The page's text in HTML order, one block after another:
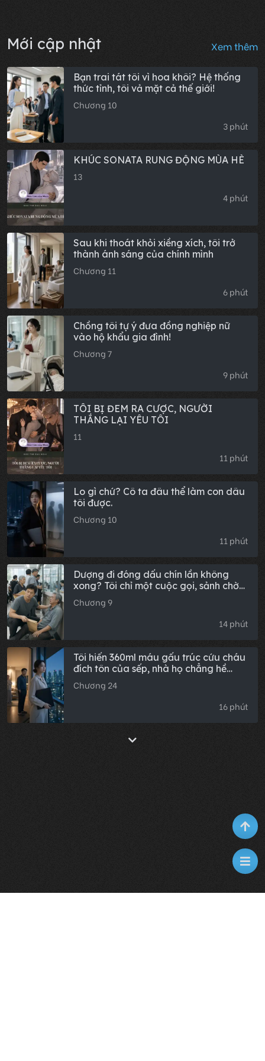
Mới cập nhật Xem thêm
Bạn trai tát tôi vì hoa khôi? Hệ thống
thức tỉnh, tôi vả mặt cả thế giới!
Chương 10
3 phút
KHÚC SONATA RUNG ĐỘNG MÙA HÈ
13
4 phút
Sau khi thoát khỏi xiềng xích, tôi trở
thành ánh sáng của chính mình
Chương 11
6 phút
Chồng tôi tự ý đưa đồng nghiệp nữ
vào hộ khẩu gia đình!
Chương 7
9 phút
TÔI BỊ ĐEM RA CƯỢC, NGƯỜI
THẮNG LẠI YÊU TÔI
11
11 phút
Lo gì chứ? Cô ta đâu thể làm con dâu
tôi được.
Chương 10
11 phút
Dượng đi đóng dấu chín lần không
xong? Tôi chỉ một cuộc gọi, sảnh chờ
đã chật kín người.
Chương 9
14 phút
Tôi hiến 360ml máu gấu trúc cứu cháu
đích tôn của sếp, nhà họ chẳng hề
đoái hoài, 2 năm sau cháu ông ta cần
truyền máu gấp, cả nhà họ gọi cho tôi
tám mươi cuộc, tôi chỉ đáp lại 4 chữ
Chương 24
16 phút